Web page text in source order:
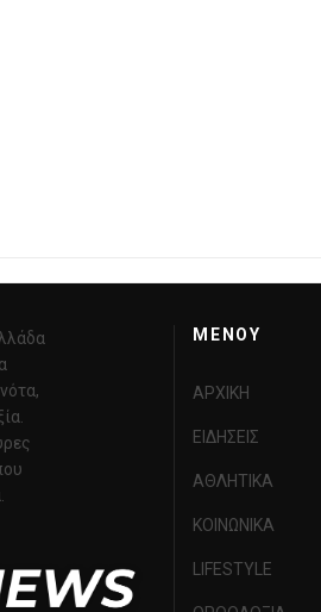
MENOY
ΑΡΧΙΚΗ
ΕΙΔΗΣΕΙΣ
ΑΘΛΗΤΙΚΑ
ΚΟΙΝΩΝΙΚΑ
LIFESTYLE